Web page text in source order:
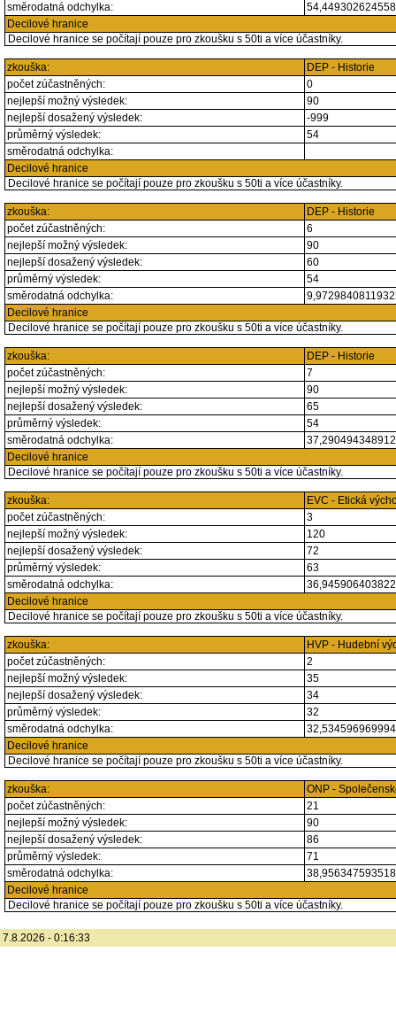
směrodatná odchylka:
Decilové hranice
Decilové hranice se počítají pouze pro zkoušku s 50ti a více účastníky.
zkouška:
DEP - Historie
počet zúčastněných:
0
nejlepší možný výsledek:
90
nejlepší dosažený výsledek:
-999
průměrný výsledek:
54
směrodatná odchylka:
Decilové hranice
Decilové hranice se počítají pouze pro zkoušku s 50ti a více účastníky.
zkouška:
DEP - Historie
počet zúčastněných:
6
nejlepší možný výsledek:
90
nejlepší dosažený výsledek:
60
průměrný výsledek:
54
směrodatná odchylka:
Decilové hranice
Decilové hranice se počítají pouze pro zkoušku s 50ti a více účastníky.
zkouška:
DEP - Historie
počet zúčastněných:
7
nejlepší možný výsledek:
90
nejlepší dosažený výsledek:
65
průměrný výsledek:
54
směrodatná odchylka:
Decilové hranice
Decilové hranice se počítají pouze pro zkoušku s 50ti a více účastníky.
zkouška:
EVC - Etická
počet zúčastněných:
3
nejlepší možný výsledek:
120
nejlepší dosažený výsledek:
72
průměrný výsledek:
63
směrodatná odchylka:
Decilové hranice
Decilové hranice se počítají pouze pro zkoušku s 50ti a více účastníky.
zkouška:
HVP - Hudební
počet zúčastněných:
2
nejlepší možný výsledek:
35
nejlepší dosažený výsledek:
34
průměrný výsledek:
32
směrodatná odchylka:
Decilové hranice
Decilové hranice se počítají pouze pro zkoušku s 50ti a více účastníky.
zkouška:
ONP -
počet zúčastněných:
21
nejlepší možný výsledek:
90
nejlepší dosažený výsledek:
86
průměrný výsledek:
71
směrodatná odchylka:
Decilové hranice
Decilové hranice se počítají pouze pro zkoušku s 50ti a více účastníky.
7.8.2026 - 0:16:33